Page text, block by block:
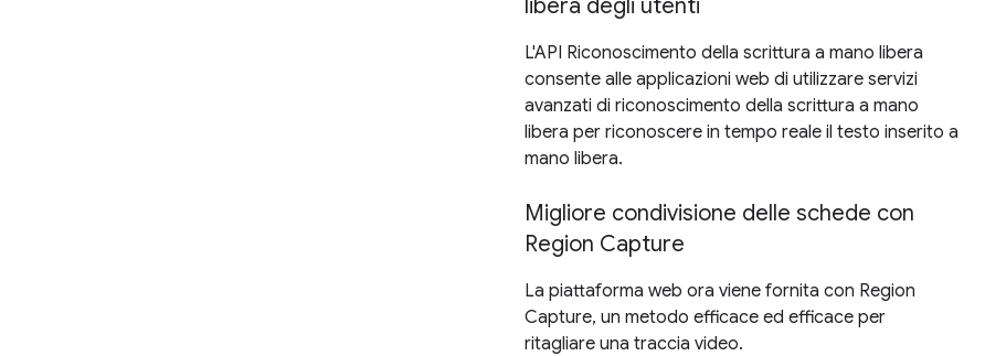
libera degli utenti
L'API Riconoscimento della scrittura a mano libera
consente alle applicazioni web di utilizzare servizi
avanzati di riconoscimento della scrittura a mano
libera per riconoscere in tempo reale il testo inserito a
mano libera.
Migliore condivisione delle schede con
Region Capture
La piattaforma web ora viene fornita con Region
Capture, un metodo efficace ed efficace per
ritagliare una traccia video.